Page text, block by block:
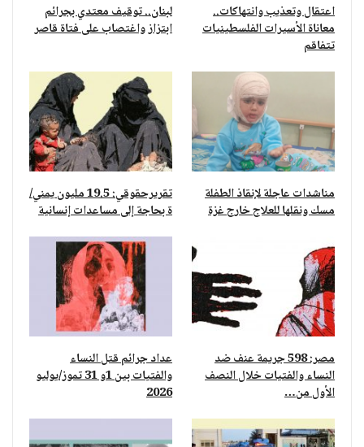
اعتقال وتعذيب وانتهاكات..
معاناة الأسيرات الفلسطينيات
تتفاقم
لبنان.. توقيف معتدي بجرائم
ابتزاز واغتصاب على فتاة قاصر
مناشدات عاجلة لإنقاذ الطفلة
مسك ونقلها للعلاج خارج غزة
تقريرحقوقي: 19.5 مليون يمني/
ة بحاجة إلى مساعدات إنسانية
مصر: 598 جريمة عنف ضد
النساء والفتيات خلال النصف
الأول من…
عداد جرائم قتل النساء
والفتيات بين 1و 31 تموز/يوليو
2026